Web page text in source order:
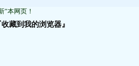
”本网页！
收藏到我的浏览器』